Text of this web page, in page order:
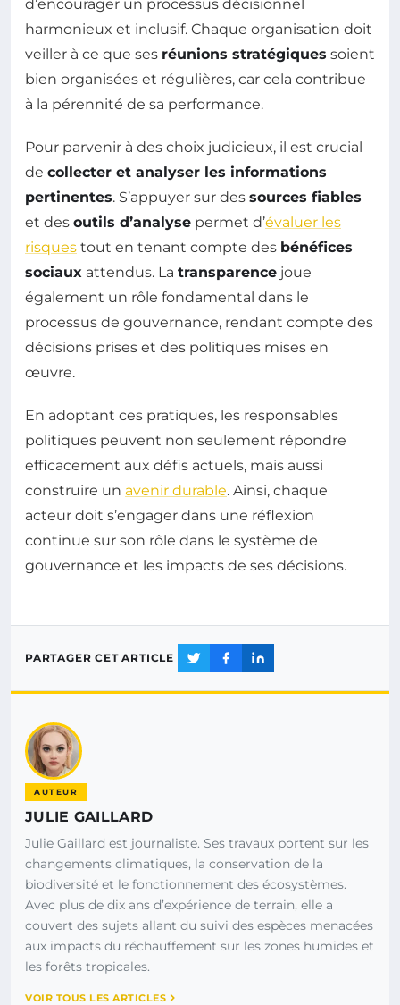
d’encourager un processus décisionnel
harmonieux et inclusif. Chaque organisation doit
veiller à ce que ses réunions stratégiques soient
bien organisées et régulières, car cela contribue
à la pérennité de sa performance.
Pour parvenir à des choix judicieux, il est crucial
de collecter et analyser les informations
pertinentes. S’appuyer sur des sources fiables
et des outils d’analyse permet d’évaluer les
risques tout en tenant compte des bénéfices
sociaux attendus. La transparence joue
également un rôle fondamental dans le
processus de gouvernance, rendant compte des
décisions prises et des politiques mises en
œuvre.
En adoptant ces pratiques, les responsables
politiques peuvent non seulement répondre
efficacement aux défis actuels, mais aussi
construire un avenir durable. Ainsi, chaque
acteur doit s’engager dans une réflexion
continue sur son rôle dans le système de
gouvernance et les impacts de ses décisions.
PARTAGER CET ARTICLE
AUTEUR
JULIE GAILLARD
Julie Gaillard est journaliste. Ses travaux portent sur les
changements climatiques, la conservation de la
biodiversité et le fonctionnement des écosystèmes.
Avec plus de dix ans d’expérience de terrain, elle a
couvert des sujets allant du suivi des espèces menacées
aux impacts du réchauffement sur les zones humides et
les forêts tropicales.
VOIR TOUS LES ARTICLES